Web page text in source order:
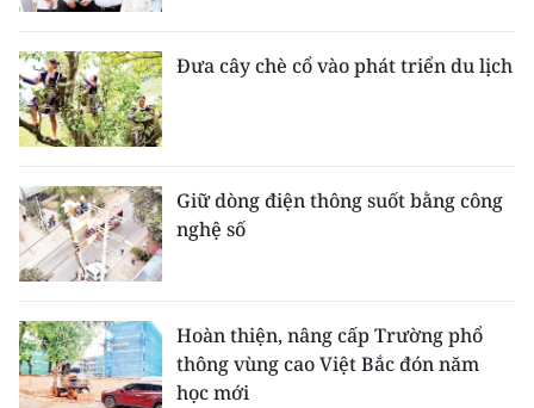
Đưa cây chè cổ vào phát triển du lịch
Giữ dòng điện thông suốt bằng công
nghệ số
Hoàn thiện, nâng cấp Trường phổ
thông vùng cao Việt Bắc đón năm
học mới